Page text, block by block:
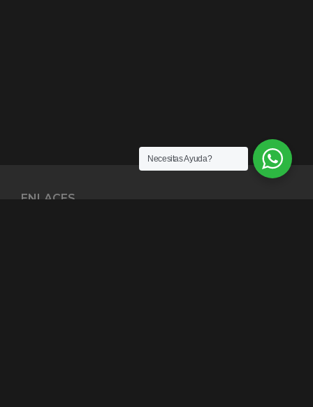
ENLACES
Necesitas Ayuda?